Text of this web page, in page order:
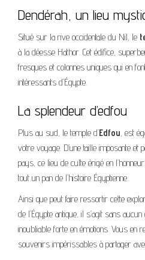
Dendérah, un lieu
Situé sur la rive occidentale du Nil, le
à la déesse Hathor. Cet édifice,
fresques et colonnes uniques qui en
intéressants d’Égypte.
La splendeur d’edfou
Plus au sud, le temple d’Edfou, est
votre voyage. D’une taille imposante
pays, ce lieu de culte érigé en
tout un pan de l’histoire Égyptienne..
Ainsi que peut faire ressortir cette
de l’Égypte antique, il s’agit sans
inoubliable forte en émotions. Vous en
souvenirs impérissables à partager